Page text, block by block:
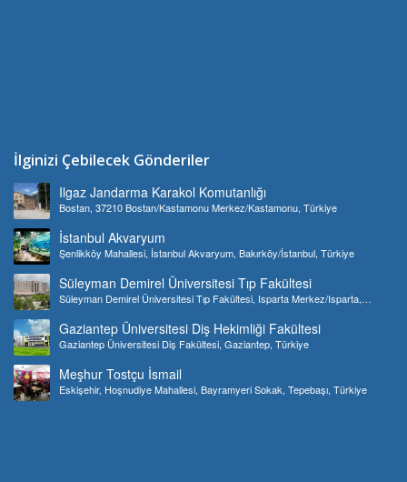
İlginizi Çebilecek Gönderiler
Ilgaz Jandarma Karakol Komutanlığı
Bostan, 37210 Bostan/Kastamonu Merkez/Kastamonu, Türkiye
İstanbul Akvaryum
Şenlikköy Mahallesi, İstanbul Akvaryum, Bakırköy/İstanbul, Türkiye
Süleyman Demirel Üniversitesi Tıp Fakültesi
Süleyman Demirel Üniversitesi Tıp Fakültesi, Isparta Merkez/Isparta,
Gaziantep Üniversitesi Diş Hekimliği Fakültesi
Gaziantep Üniversitesi Diş Fakültesi, Gaziantep, Türkiye
Meşhur Tostçu İsmail
Eskişehir, Hoşnudiye Mahallesi, Bayramyeri Sokak, Tepebaşı, Türkiye